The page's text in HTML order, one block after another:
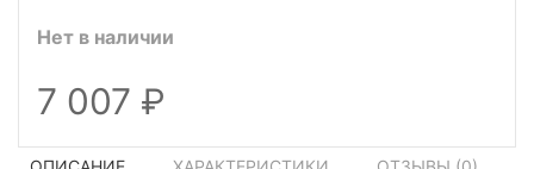
Нет в наличии
7 007